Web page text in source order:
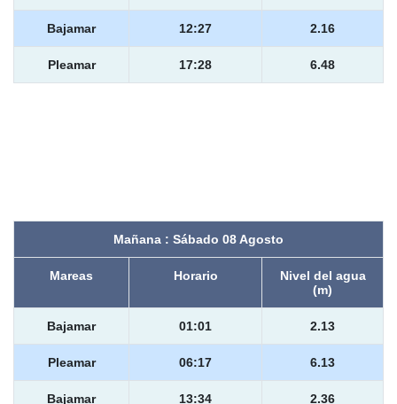
Bajamar 12:27 2.16
Pleamar 17:28 6.48
Mañana : Sábado 08 Agosto
Mareas Horario
Nivel del agua
(m)
Bajamar 01:01 2.13
Pleamar 06:17 6.13
Bajamar 13:34 2.36